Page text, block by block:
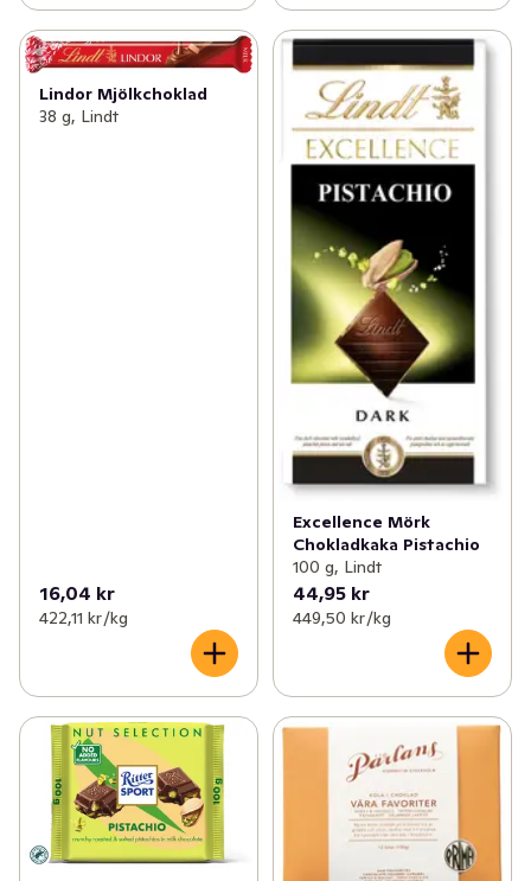
Lindor Mjölkchoklad
38 g, Lindt
16,04 kr
422,11 kr /kg
Excellence Mörk
Chokladkaka Pistachio
100 g, Lindt
44,95 kr
449,50 kr /kg